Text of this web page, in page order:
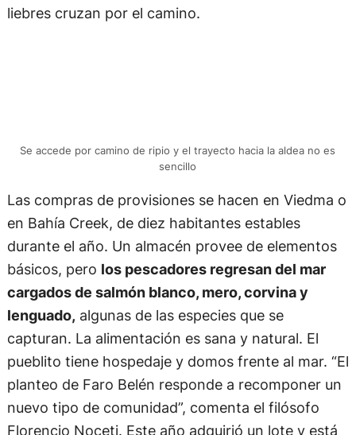
liebres cruzan por el camino.
Se accede por camino de ripio y el trayecto hacia la aldea no es
sencillo
Las compras de provisiones se hacen en Viedma o
en Bahía Creek, de diez habitantes estables
durante el año. Un almacén provee de elementos
básicos, pero los pescadores regresan del mar
cargados de salmón blanco, mero, corvina y
lenguado, algunas de las especies que se
capturan. La alimentación es sana y natural. El
pueblito tiene hospedaje y domos frente al mar. “El
planteo de Faro Belén responde a recomponer un
nuevo tipo de comunidad”, comenta el filósofo
Florencio Noceti. Este año adquirió un lote y está